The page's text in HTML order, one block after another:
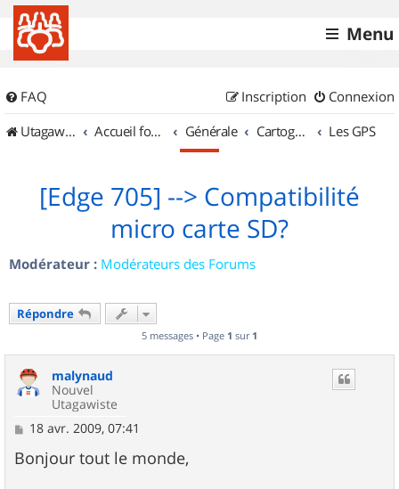
Menu
FAQ Connexion
Inscription
UtagawaVTT (Randos VTT et VTTAE avec traces GPS)
Accueil forum Générale Cartographie et GPS Les GPS
[Edge 705] --> Compatibilité
micro carte SD?
Modérateur : Modérateurs des Forums
Répondre
5 messages • Page 1 sur 1
malynaud
Nouvel
Utagawiste
M
s
s
18 avr. 2009, 07:41
Bonjour tout le monde,